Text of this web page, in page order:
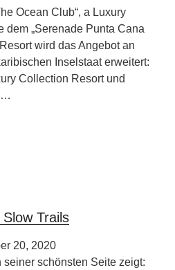
Ocean Club“, a Luxury
dem „Serenade Punta Cana
wird das Angebot an
Inselstaat erweitert:
Collection Resort und
…
Trails
20, 2020
schönsten Seite zeigt: